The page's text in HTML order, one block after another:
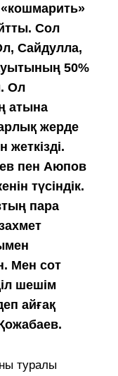
«кошмарить»
Сол
Сайдулла,
50%
Ол
атына
жерде
пен Аюпов
түсіндік.
пара
Мен сот
шешім
айғақ
туралы